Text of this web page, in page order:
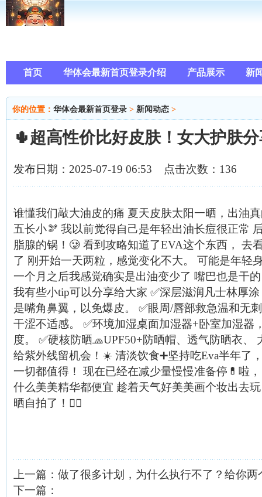
首页 华体会最新首页登录介绍 产品展示 新
你的位置： 华体会最新首页登录 > 新闻动态 >
🌵超高性价比好皮肤！女大护肤
发布日期：2025-07-19 06:53 点击次数：136
谁懂我们敲大油皮的痛 夏天皮肤太阳一晒，出油
五长小🫘 我以前觉得自己是年轻出油长痘很正常
脂腺的锅！🥲 看到攻略知道了EVA这个东西， 去
了 刚开始一天两粒，感觉变化不大。 可能是年轻
一个月之后我感觉确实是出油变少了 嘴巴也是干
我有些小tip可以分享给大家 ✅深层滋润凡士林厚
是嘴角鼻翼，以免爆皮。 ✅眼周/唇部救急温和无
干涩不适感。 ✅环境加湿桌面加湿器+卧室加湿器
度。 ✅硬核防晒🧢UPF50+防晒帽、透气防晒衣、
给紫外线留机会！☀️ 清淡饮食➕坚持吃Eva半年了
一切都值得！ 现在已经在减少量慢慢准备停💊啦
什么美美精华都便宜 趁着天气好美美画个妆出去
晒自拍了！🧚‍♀️
上一篇： 做了很多计划，为什么执行不了？给你
下一篇：